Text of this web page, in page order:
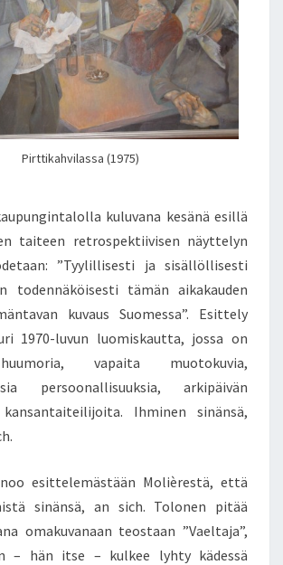
Pirttikahvilassa (1975)
kuluvana kesänä esillä
taiteen retrospektiivisen näyttelyn
”Tyylillisesti ja sisällöllisesti
todennäköisesti tämän aikakauden
kuvaus Suomessa”. Esittely
1970-luvun luomiskautta, jossa on
vapaita muotokuvia,
persoonallisuuksia, arkipäivän
Ihminen sinänsä,
esittelemästään Molièrestä, että
sinänsä, an sich. Tolonen pitää
omakuvanaan teostaan ”Vaeltaja”,
– hän itse – kulkee lyhty kädessä